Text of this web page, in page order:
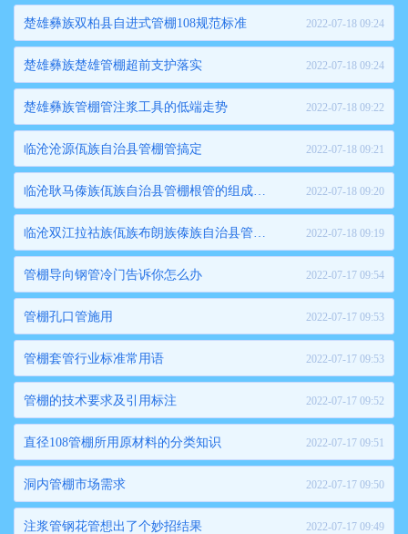
楚雄彝族双柏县自进式管棚108规范标准 2022-07-18 09:24
楚雄彝族楚雄管棚超前支护落实 2022-07-18 09:24
楚雄彝族管棚管注浆工具的低端走势 2022-07-18 09:22
临沧沧源佤族自治县管棚管搞定 2022-07-18 09:21
临沧耿马傣族佤族自治县管棚根管的组成系统 2022-07-18 09:20
临沧双江拉祜族佤族布朗族傣族自治县管棚小导管行业调研报告 2022-07-18 09:19
管棚导向钢管冷门告诉你怎么办 2022-07-17 09:54
管棚孔口管施用 2022-07-17 09:53
管棚套管行业标准常用语 2022-07-17 09:53
管棚的技术要求及引用标注 2022-07-17 09:52
直径108管棚所用原材料的分类知识 2022-07-17 09:51
洞内管棚市场需求 2022-07-17 09:50
注浆管钢花管想出了个妙招结果 2022-07-17 09:49